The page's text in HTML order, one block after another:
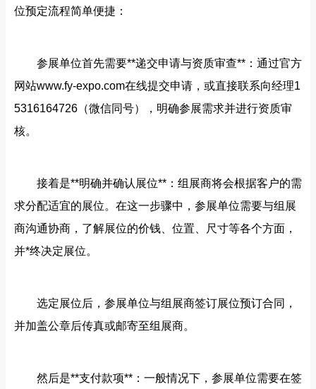
位预定流程简单便捷：
参展单位首先需要**递交申请与资质审查**：通过官方
网站www.fy-expo.com在线提交申请，或直接联系向经理1
5316164726（微信同号），明确参展需求并进行资质审
核。
接着是**明确并确认展位**：组展商将会根据客户的需
求分配适宜的展位。在这一步骤中，参展单位需要与组展
商沟通协商，了解展位的价钱、位置、尺寸等各个方面，
并*终决定展位。
选定展位后，参展单位与组展商签订展位预订合同，
并加盖公章后传真或邮寄至组展商。
然后是**支付款项**：一般情况下，参展单位需要在签